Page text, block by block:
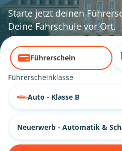
Starte jetzt deinen
Deine Fahrschule vor Ort.
Führerschein
Führerscheinklasse
Auto - Klasse B
Neuerwerb - Automatik &